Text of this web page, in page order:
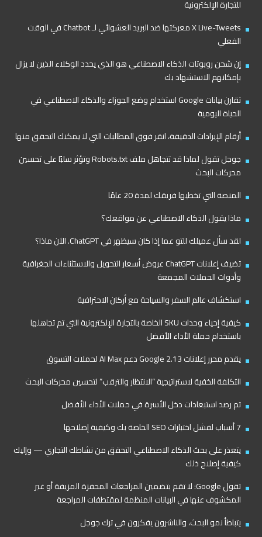
للتجارة الإلكترونية
X Live-Tweets معركتها ضد البريد العشوائي لـ Chatbot في الوقت
الفعلي
إن شحن روبوتات الذكاء الاصطناعي هو الذي يحدد الوكلاء الذين لا يزال
بإمكانهم الاستشهاد بك
تقارن بيانات Google استخدام وضع الجوزاء والذكاء الاصطناعي في
الحياة اليومية
أرقام الإيرادات الدقيقة، انقر فوق المطالبات التي لا يمكنك التحقق منها
جوجل تقول لماذا قد تتجاهل ملف Robots.txt وتؤثر سلبًا على تحسين
محركات البحث
المنصة التي تخطيها فريقك لمدة 20 عامًا
ماذا يقول الذكاء الاصطناعي عن مواقعك؟
لقد سأل عميلك للتو عما إذا كان سيظهر في ChatGPT. الآن ماذا؟
تضيف إعلانات ChatGPT عروض أسعار التحويل والاستثناءات الجغرافية
وأدوات الحملات المجمعة
استكشاف عالم السفر والسياحة مع أركان الاحترافية
كيفية إحياء وحدات SKU الخاصة بالتجارة الإلكترونية التي تم تجاهلها
باستخدام حملة الأداء الأفضل
يقدم محرر إعلانات Google 2.13 دعم AI Max لحملات التسوق
التكلفة الخفية لاستراتيجية “الانتظار والترقب” لتحسين محركات البحث
تم رصد استبعادات دخل الأسرة في حملات الأداء الأفضل
7 أسباب لفشل اختبارات SEO الخاصة بك وكيفية إصلاحها
يتعذر على بحث الذكاء الاصطناعي التحقق من نشاطك التجاري — وإليك
كيفية إصلاح ذلك
تقول Google: لا تقم بتضمين المراجعات المحفزة المزيفة أو غير
المكشوف عنها في البيانات المنظمة لمقتطفات المراجعة
يتباطأ نمو البحث، والناشرون يفكرون في ترك جوجل